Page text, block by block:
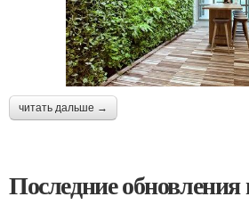
читать дальше →
Последние обновления